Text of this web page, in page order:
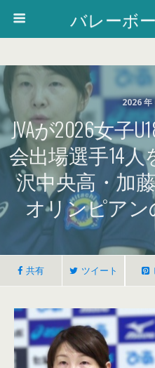
バレーボ
2026 年
JVAが2026女子
会出場選手14
沢中央高・加
オリンピア
共有 ツイート